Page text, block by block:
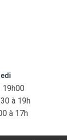
19h00
à 19h
à 17h